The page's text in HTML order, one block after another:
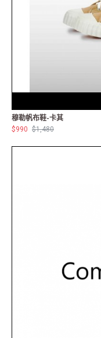
穆勒帆布鞋-卡其
$990 $1,480